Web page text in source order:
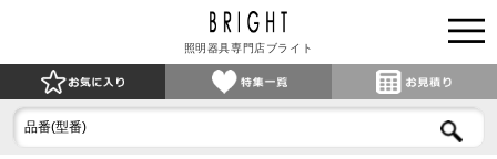
照明器具専門店ブライト